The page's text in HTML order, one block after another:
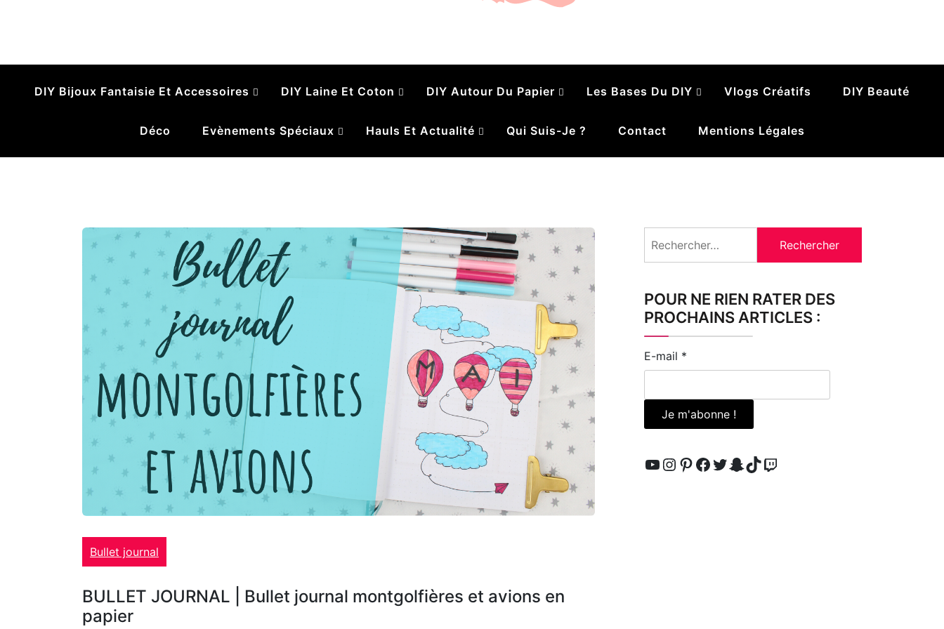
Le Ruban Zébré
DIY Bijoux Fantaisie Et Accessoires DIY Laine Et Coton DIY Autour Du Papier Les Bases Du DIY Vlogs Créatifs DIY Beauté
Déco Evènements Spéciaux Hauls Et Actualité Qui Suis-Je ? Contact Mentions Légales
Bullet journal
BULLET JOURNAL | Bullet journal montgolfières et avions en
papier
POUR NE RIEN RATER DES
PROCHAINS ARTICLES :
E-mail *
YouTube
Instagram
Pinterest
Facebook
Twitter
Snapchat
TikTok
Twitch